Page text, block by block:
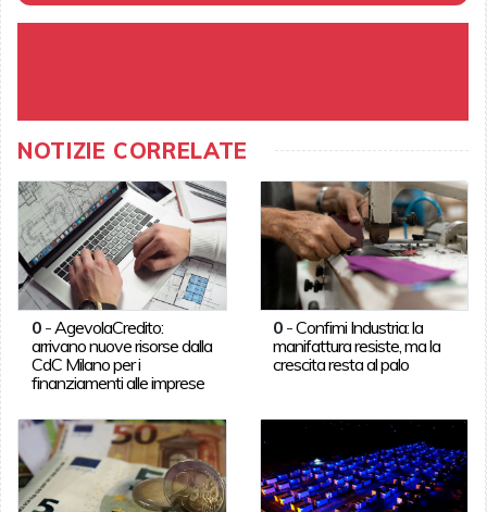
NOTIZIE CORRELATE
0- AgevolaCredito:
arrivano nuove risorse dalla
CdC Milano per i
finanziamenti alle imprese
0 -Confimi Industria: la
manifattura resiste, ma la
crescita resta al palo